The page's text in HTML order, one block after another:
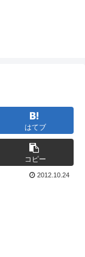
はてブ
コピー
2012.10.24